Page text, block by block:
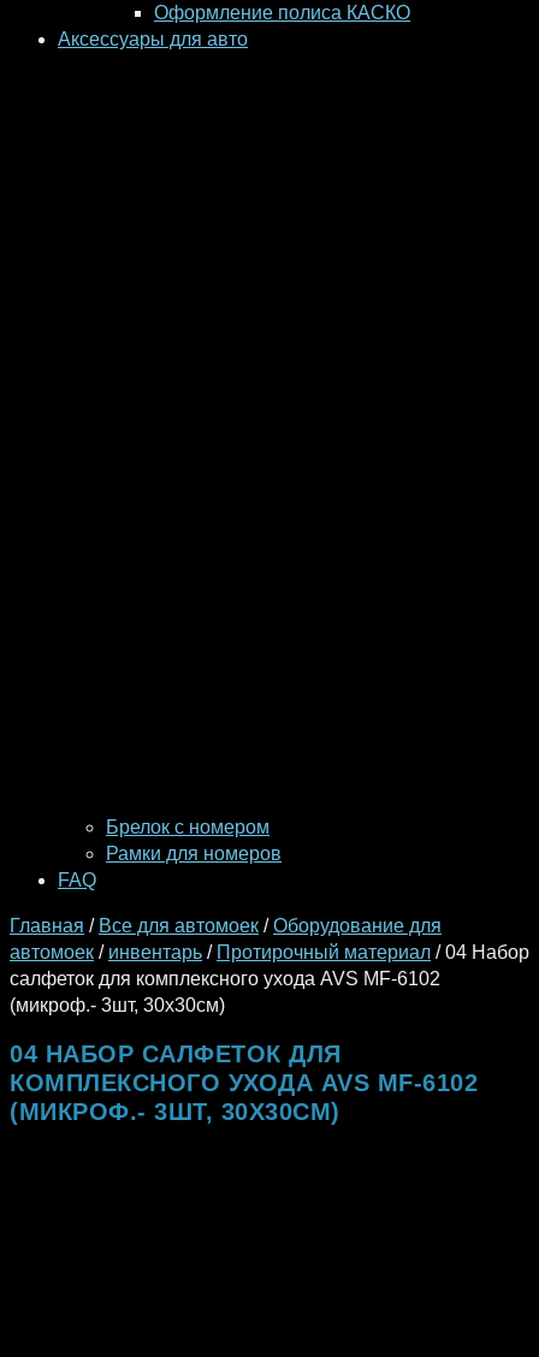
Оформление полиса КАСКО
Аксессуары для авто
Брелок с номером
Рамки для номеров
FAQ
Главная / Все для автомоек /Оборудование для
автомоек / инвентарь / Протирочный материал / 04 Набор
салфеток для комплексного ухода AVS MF-6102
(микроф.- 3шт, 30х30см)
04 НАБОР САЛФЕТОК ДЛЯ
КОМПЛЕКСНОГО УХОДА AVS MF-6102
(МИКРОФ.- 3ШТ, 30Х30СМ)